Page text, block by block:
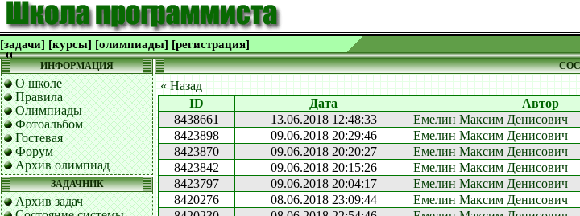
[задачи] [курсы] [олимпиады] [регистрация]
ИНФОРМАЦИЯ
О школе
Правила
Олимпиады
Фотоальбом
Гостевая
Форум
Архив олимпиад
ЗАДАЧНИК
Архив задач
« Назад
ID
Дата Автор
8438661
13.06.2018 12:48:33 Емелин Максим Денисович
8423898
09.06.2018 20:29:46 Емелин Максим Денисович
8423870
09.06.2018 20:20:27 Емелин Максим Денисович
8423842
09.06.2018 20:15:26 Емелин Максим Денисович
8423797
09.06.2018 20:04:17 Емелин Максим Денисович
8420276
08.06.2018 23:09:44 Емелин Максим Денисович